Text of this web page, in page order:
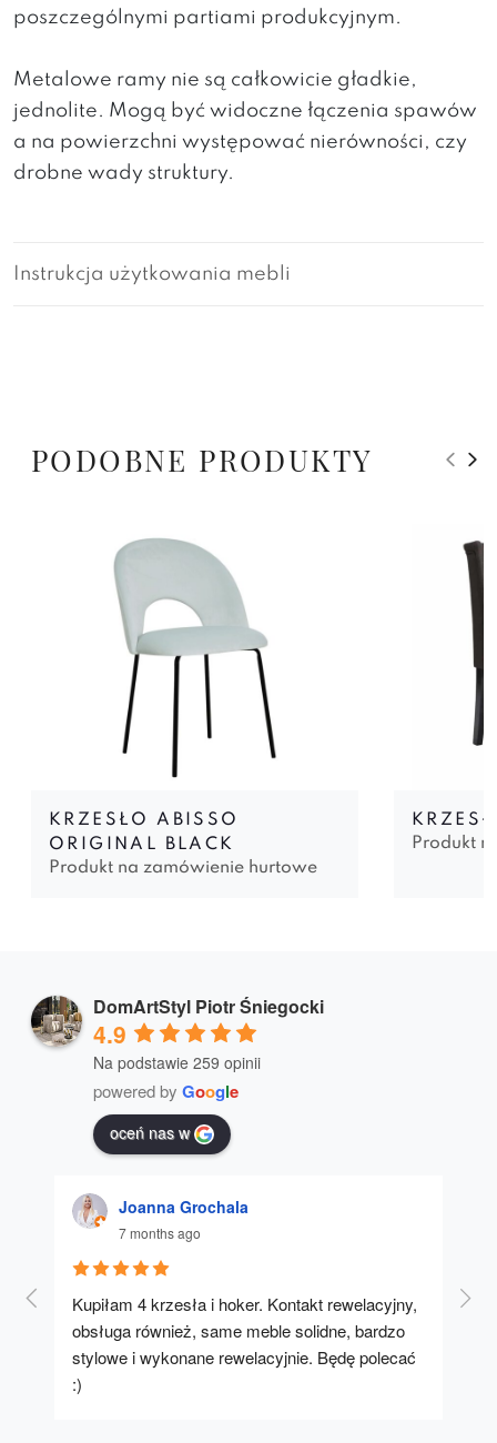
poszczególnymi partiami produkcyjnym.
Metalowe ramy nie są całkowicie gładkie,
jednolite. Mogą być widoczne łączenia spawów
a na powierzchni występować nierówności, czy
drobne wady struktury.
Instrukcja użytkowania mebli
PODOBNE PRODUKTY
KRZESŁO ABISSO
ORIGINAL BLACK
Produkt na zamówienie hurtowe
Produkt
DomArtStyl Piotr Śniegocki
4.9
Na podstawie 259 opinii
powered by Google
oceń nas w
Joanna Grochala
7 months ago
Kupiłam 4 krzesła i hoker. Kontakt rewelacyjny,
obsługa również, same meble solidne, bardzo
stylowe i wykonane rewelacyjnie. Będę polecać
:)
A